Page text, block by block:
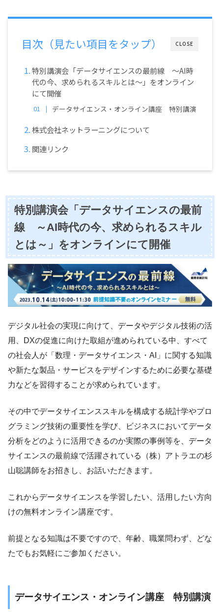
CLOSE
目次（見たい項目をタップ）
特別講演会「データサイエンスの最前線 ～AI時
代の今、求められるスキルとは～」をオンライン
にて開催
データサイエンス・オンライン講座 特別講演
株式会社ネットラーニングについて
関連リンク
特別講演会「データサイエンスの最前
線 ～AI時代の今、求められるスキル
とは～」をオンラインにて開催
デジタル社会の実現に向けて、データやデジタル技術の活
⽤、DXの促進に向けた取組が進められている中、すべて
の社会人が「数理・データサイエンス・AI」に関する知識
や新たな製品・サービスをデザインするために必要な基礎
力などを習得することが求められています。
その中でデータサイエンススキルを構成する統計学やプロ
グラミング技術の重要性を学び、ビジネスにおいてデータ
分析をどのように活用できるのか実際の事例等を、データ
サイエンスの最前線で活躍されている（株）アトラエの杉
山聡講師をお招きし、お話いただきます。
これからデータサイエンスを学習したい、活用したい方向
けの無料オンライン講座です。
前提となる知識は不要ですので、年齢、職業問わず、どな
たでもお気軽にご参加ください。
データサイエンス・オンライン講座 特別講演